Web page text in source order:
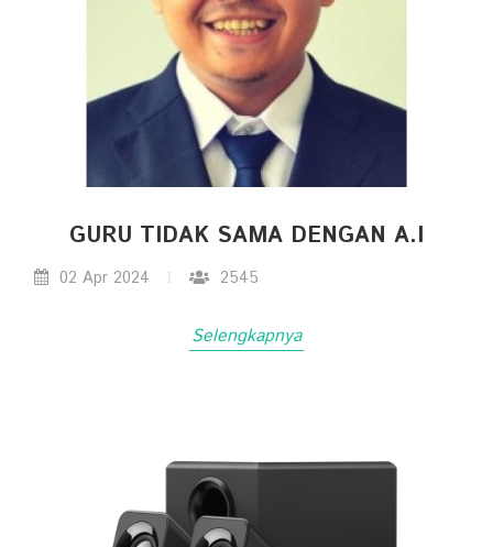
GURU TIDAK SAMA DENGAN A.I
02 Apr 2024 2545
Selengkapnya